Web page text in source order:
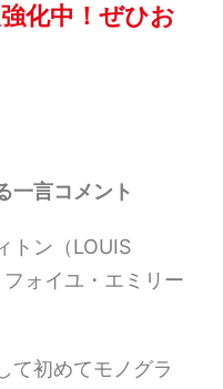
化中！ぜひお
一言コメント
トン（LOUIS
ォイユ・エミリー
て初めてモノグラ